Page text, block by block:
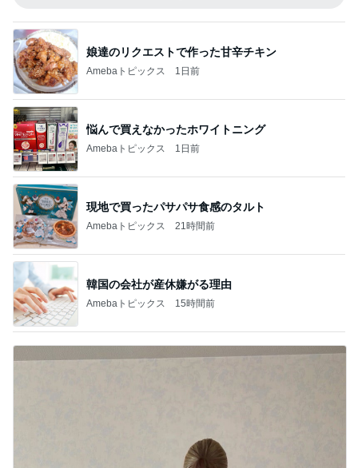
娘達のリクエストで作った甘辛チキン
Amebaトピックス 1日前
悩んで買えなかったホワイトニング
Amebaトピックス 1日前
現地で買ったパサパサ食感のタルト
Amebaトピックス 21時間前
韓国の会社が産休嫌がる理由
Amebaトピックス 15時間前